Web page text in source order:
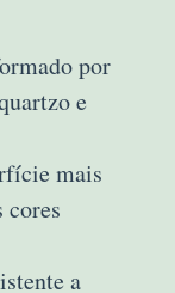
por
e
mais
cores
a